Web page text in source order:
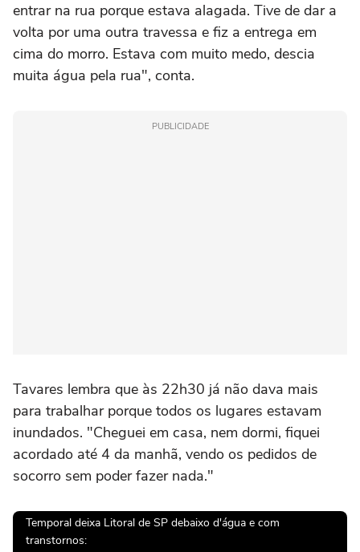
entrar na rua porque estava alagada. Tive de dar a
volta por uma outra travessa e fiz a entrega em
cima do morro. Estava com muito medo, descia
muita água pela rua", conta.
PUBLICIDADE
Tavares lembra que às 22h30 já não dava mais
para trabalhar porque todos os lugares estavam
inundados. "Cheguei em casa, nem dormi, fiquei
acordado até 4 da manhã, vendo os pedidos de
socorro sem poder fazer nada."
Temporal deixa Litoral de SP debaixo d'água e com
transtornos: